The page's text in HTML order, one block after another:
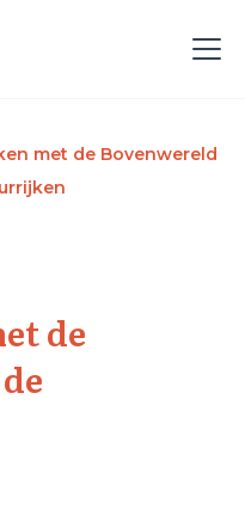
met de Bovenwereld
de